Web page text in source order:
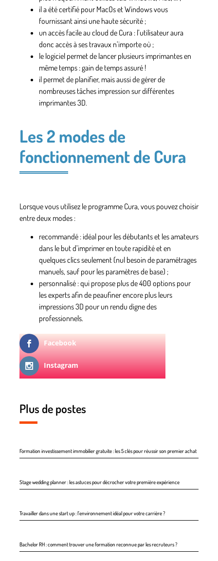
il a été certifié pour MacOs et Windows vous
fournissant ainsi une haute sécurité ;
un accès facile au cloud de Cura : l’utilisateur aura
donc accès à ses travaux n’importe où ;
le logiciel permet de lancer plusieurs imprimantes en
même temps : gain de temps assuré !
il permet de planifier, mais aussi de gérer de
nombreuses tâches impression sur différentes
imprimantes 3D.
Les 2 modes de
fonctionnement de Cura
Lorsque vous utilisez le programme Cura, vous pouvez choisir
entre deux modes :
recommandé : idéal pour les débutants et les amateurs
dans le but d’imprimer en toute rapidité et en
quelques clics seulement (nul besoin de paramétrages
manuels, sauf pour les paramètres de base) ;
personnalisé :qui propose plus de 400 options pour
les experts afin de peaufiner encore plus leurs
impressions 3D pour un rendu digne des
professionnels.
Facebook
Instagram
Plus de postes
Formation investissement immobilier gratuite : les 5 clés pour réussir son premier achat
Stage wedding planner : les astuces pour décrocher votre première expérience
Travailler dans une start up : l’environnement idéal pour votre carrière ?
Bachelor RH : comment trouver une formation reconnue par les recruteurs ?